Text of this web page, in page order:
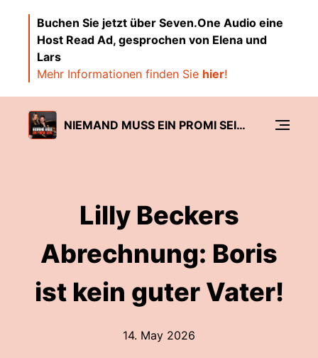
Buchen Sie jetzt über Seven.One Audio eine
Host Read Ad, gesprochen von Elena und
Lars
Mehr Informationen finden Sie hier!
NIEMAND MUSS EIN PROMI SEIN - DER NR. 1 GOSSIP-PODCAST!
Lilly Beckers
Abrechnung: Boris
ist kein guter Vater!
14. May 2026